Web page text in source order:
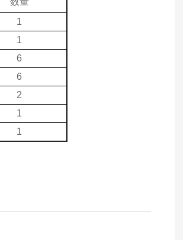
1
1
6
6
2
1
1